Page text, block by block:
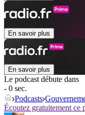
En savoir plus
En savoir plus
Le podcast débute dans
- 0 sec.
Podcasts
Écoutez gratuitement ce